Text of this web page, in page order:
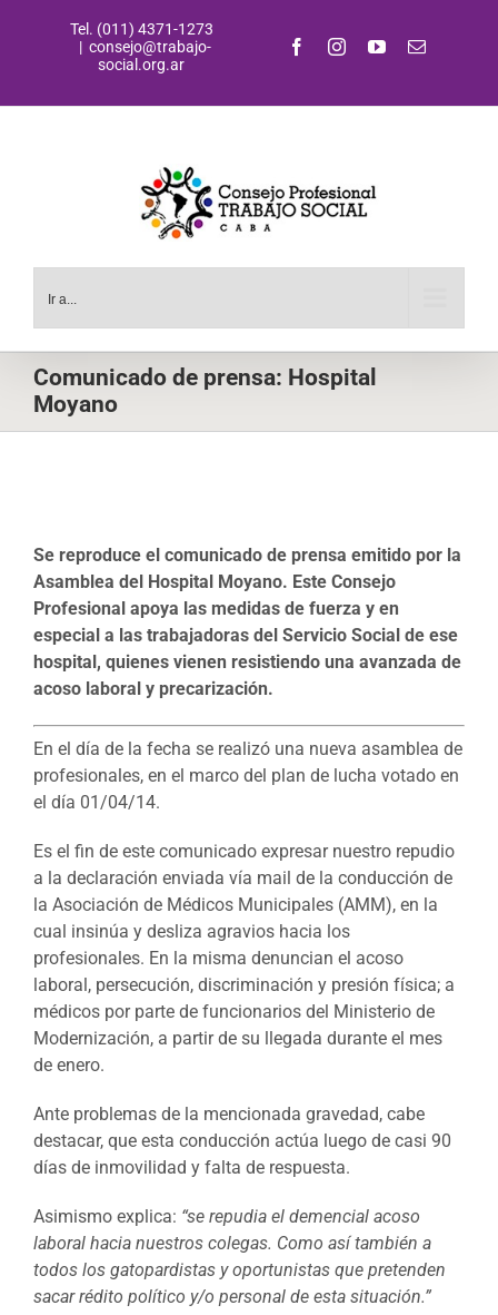
Tel. (011) 4371-1273
| consejo@trabajo-
social.org.ar
FacebookInstagramYouTubeCorreo
Ir a...
Comunicado de prensa: Hospital
Moyano
Se reproduce el comunicado de prensa emitido por la
Asamblea del Hospital Moyano. Este Consejo
Profesional apoya las medidas de fuerza y en
especial a las trabajadoras del Servicio Social de ese
hospital, quienes vienen resistiendo una avanzada de
acoso laboral y precarización.
En el día de la fecha se realizó una nueva asamblea de
profesionales, en el marco del plan de lucha votado en
el día 01/04/14.
Es el fin de este comunicado expresar nuestro repudio
a la declaración enviada vía mail de la conducción de
la Asociación de Médicos Municipales (AMM), en la
cual insinúa y desliza agravios hacia los
profesionales. En la misma denuncian el acoso
laboral, persecución, discriminación y presión física; a
médicos por parte de funcionarios del Ministerio de
Modernización, a partir de su llegada durante el mes
de enero.
Ante problemas de la mencionada gravedad, cabe
destacar, que esta conducción actúa luego de casi 90
días de inmovilidad y falta de respuesta.
Asimismo explica: “se repudia el demencial acoso
laboral hacia nuestros colegas. Como así también a
todos los gatopardistas y oportunistas que pretenden
sacar rédito político y/o personal de esta situación.”